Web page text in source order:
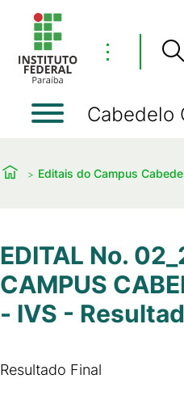
⋮
Cabedelo
Editais do Campus
EDITAL No.
CAMPUS
- IVS -
Resultado Final